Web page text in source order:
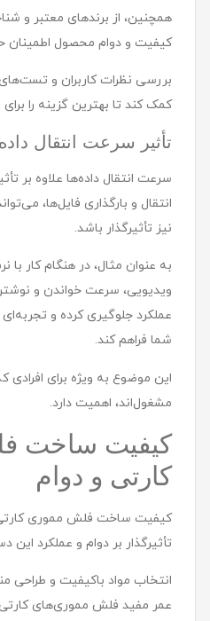
همچنین، از برندهای معتبر و
کیفیت و دوام محصول اطمینان
بررسی نظرات کاربران و
کمک کند تا بهترین گزینه را
تأثیر سرعت انتقال
سرعت انتقال داده‌ها علاوه بر
انتقال و بارگذاری فایل‌ها،
نیز تأثیرگذار باشد.
به عنوان مثال، در هنگام کار با
ویدیویی، سرعت خواندن و نوشتن
عملکرد جلوگیری کرده و تجربه‌ای
شما فراهم کند.
این موضوع به ویژه برای افرادی
مشغول‌اند، اهمیت دارد.
کیفیت ساخت
کارتی و دوام
کیفیت ساخت فلش مموری
تأثیرگذار بر دوام و عملکرد
انتخاب مواد باکیفیت و طراحی
عمر مفید فلش مموری‌های